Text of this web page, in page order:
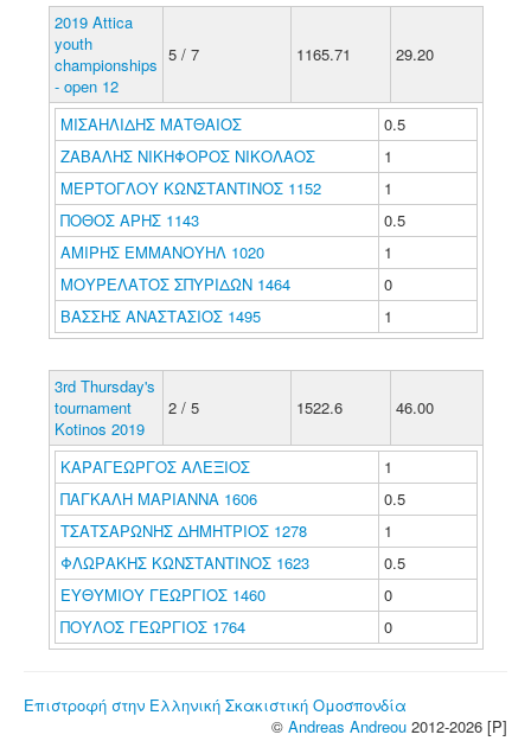
2019 Attica
youth
championships
- open 12
5 / 7 1165.71 29.20
ΜΙΣΑΗΛΙΔΗΣ ΜΑΤΘΑΙΟΣ
0.5
ΖΑΒΑΛΗΣ ΝΙΚΗΦΟΡΟΣ ΝΙΚΟΛΑΟΣ
1
ΜΕΡΤΟΓΛΟΥ ΚΩΝΣΤΑΝΤΙΝΟΣ 1152
1
ΠΟΘΟΣ ΑΡΗΣ 1143
0.5
ΑΜΙΡΗΣ ΕΜΜΑΝΟΥΗΛ 1020
1
ΜΟΥΡΕΛΑΤΟΣ ΣΠΥΡΙΔΩΝ 1464
0
ΒΑΣΣΗΣ ΑΝΑΣΤΑΣΙΟΣ 1495
1
3rd Thursday's
tournament
Kotinos 2019
2 / 5 1522.6 46.00
ΚΑΡΑΓΕΩΡΓΟΣ ΑΛΕΞΙΟΣ
1
ΠΑΓΚΑΛΗ ΜΑΡΙΑΝΝΑ 1606
0.5
ΤΣΑΤΣΑΡΩΝΗΣ ΔΗΜΗΤΡΙΟΣ 1278
1
ΦΛΩΡΑΚΗΣ ΚΩΝΣΤΑΝΤΙΝΟΣ 1623
0.5
ΕΥΘΥΜΙΟΥ ΓΕΩΡΓΙΟΣ 1460
0
ΠΟΥΛΟΣ ΓΕΩΡΓΙΟΣ 1764
0
Επιστροφή στην Ελληνική Σκακιστική Ομοσπονδία
© Andreas Andreou 2012-2026 [P]